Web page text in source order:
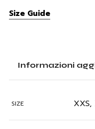
Size Guide
Informazioni
SIZE